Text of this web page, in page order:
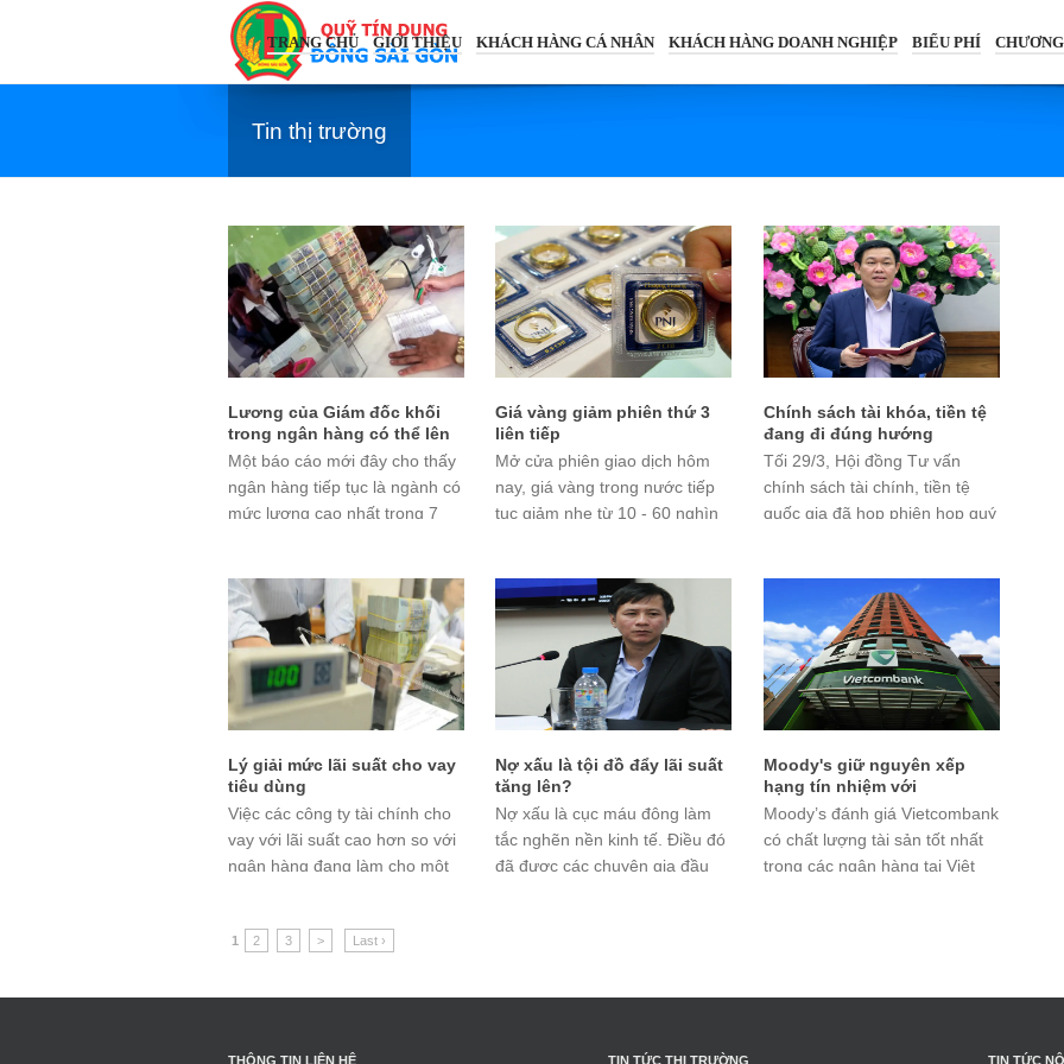
TRANG CHỦ GIỚI THIỆU KHÁCH HÀNG CÁ NHÂN KHÁCH HÀNG DOANH NGHIỆP BIỂU PHÍ
Tin thị trường
Lương của Giám đốc khối
trong ngân hàng có thể lên
đến 500 triệu đồng/tháng
Một báo cáo mới đây cho thấy
ngân hàng tiếp tục là ngành có
mức lương cao nhất trong 7
Giá vàng giảm phiên thứ 3
liên tiếp
Mở cửa phiên giao dịch hôm
nay, giá vàng trong nước tiếp
tục giảm nhẹ từ 10 - 60 nghìn
2,28 triệu đồng mỗi lượng.
Chính sách tài khóa, tiền tệ
đang đi đúng hướng
Tối 29/3, Hội đồng Tư vấn
chính sách tài chính, tiền tệ
quốc gia đã họp phiên họp quý
Chủ tịch Hội đồng.
Lý giải mức lãi suất cho vay
tiêu dùng
Việc các công ty tài chính cho
vay với lãi suất cao hơn so với
ngân hàng đang làm cho một
Tuy nhiên, các chuyên gia cho
khẳng định lãi suất cho vay của
Nợ xấu là tội đồ đẩy lãi suất
tăng lên?
Nợ xấu là cục máu đông làm
tắc nghẽn nền kinh tế. Điều đó
đã được các chuyên gia đầu
Moody's giữ nguyên xếp
hạng tín nhiệm với
Vietcombank
Moody’s đánh giá Vietcombank
có chất lượng tài sản tốt nhất
trong các ngân hàng tại Việt
1 2 3 > Last ›
THÔNG TIN LIÊN HỆ TIN TỨC THỊ TRƯỜNG TIN TỨC